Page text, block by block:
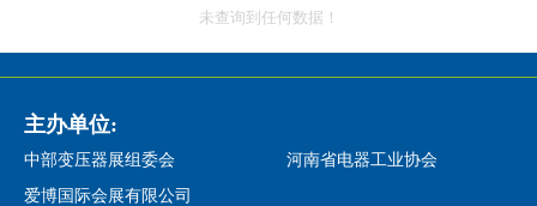
未查询到任何数据！
主办单位:
中部变压器展组委会
河南省电器工业协会
爱博国际会展有限公司